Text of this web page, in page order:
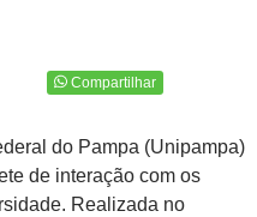
Compartilhar
do Pampa (Unipampa)
de interação com os
Realizada no